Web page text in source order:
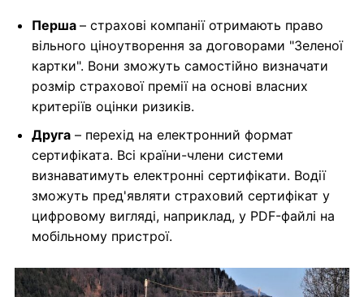
Перша – страхові компанії отримають право
вільного ціноутворення за договорами "Зеленої
картки". Вони зможуть самостійно визначати
розмір страхової премії на основі власних
критеріїв оцінки ризиків.
Друга – перехід на електронний формат
сертифіката. Всі країни-члени системи
визнаватимуть електронні сертифікати. Водії
зможуть пред'являти страховий сертифікат у
цифровому вигляді, наприклад, у PDF-файлі на
мобільному пристрої.